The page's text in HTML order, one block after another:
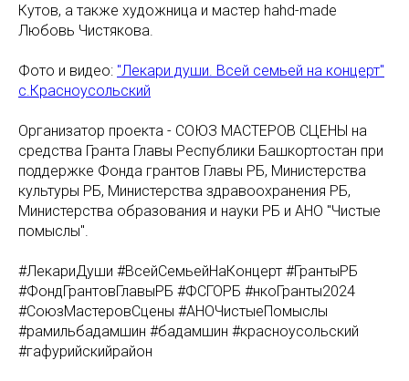
Кутов, а также художница и мастер hahd-made
Любовь Чистякова.
Фото и видео: "Лекари души. Всей семьей на концерт"
с.Красноусольский
Организатор проекта - СОЮЗ МАСТЕРОВ СЦЕНЫ на
средства Гранта Главы Республики Башкортостан при
поддержке Фонда грантов Главы РБ, Министерства
культуры РБ, Министерства здравоохранения РБ,
Министерства образования и науки РБ и АНО "Чистые
помыслы".
#ЛекариДуши #ВсейСемьейНаКонцерт #ГрантыРБ
#ФондГрантовГлавыРБ #ФСГОРБ #нкоГранты2024
#СоюзМастеровСцены #АНОЧистыеПомыслы
#рамильбадамшин #бадамшин #красноусольский
#гафурийскийрайон